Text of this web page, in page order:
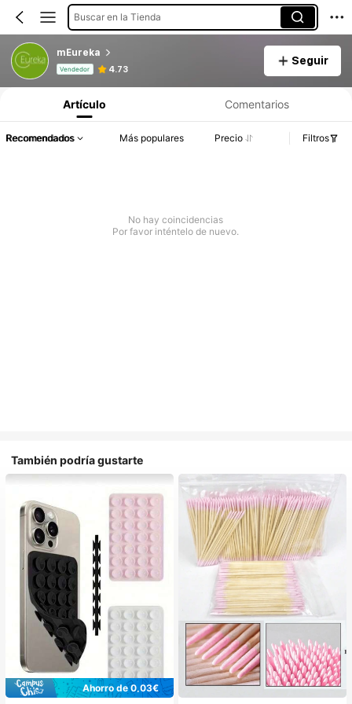
Buscar en la Tienda
mEureka
Vendedor 4.73
Seguir
Artículo Comentarios
Recomendados Más populares Precio Filtros
No hay coincidencias
Por favor inténtelo de nuevo.
También podría gustarte
Ahorro de 0,03€